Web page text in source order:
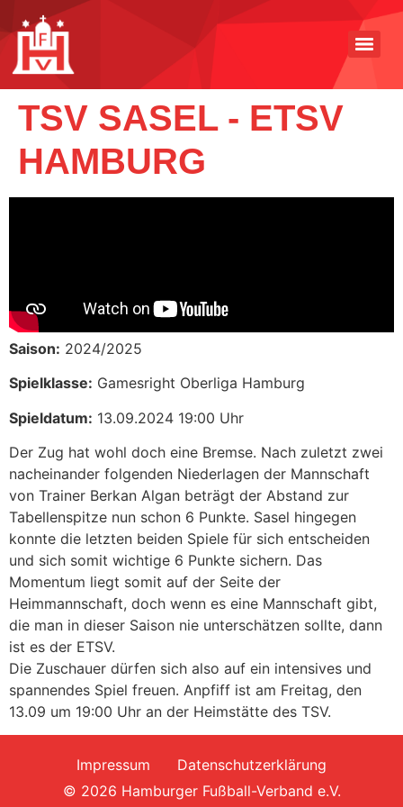
TSV SASEL - ETSV
HAMBURG
Saison: 2024/2025
Spielklasse: Gamesright Oberliga Hamburg
Spieldatum: 13.09.2024 19:00 Uhr
Der Zug hat wohl doch eine Bremse. Nach zuletzt zwei
nacheinander folgenden Niederlagen der Mannschaft
von Trainer Berkan Algan beträgt der Abstand zur
Tabellenspitze nun schon 6 Punkte. Sasel hingegen
konnte die letzten beiden Spiele für sich entscheiden
und sich somit wichtige 6 Punkte sichern. Das
Momentum liegt somit auf der Seite der
Heimmannschaft, doch wenn es eine Mannschaft gibt,
die man in dieser Saison nie unterschätzen sollte, dann
ist es der ETSV.
Die Zuschauer dürfen sich also auf ein intensives und
spannendes Spiel freuen. Anpfiff ist am Freitag, den
13.09 um 19:00 Uhr an der Heimstätte des TSV.
Impressum
Datenschutzerklärung
© 2026 Hamburger Fußball-Verband e.V.